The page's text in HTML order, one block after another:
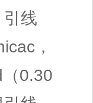
线
，
0.30